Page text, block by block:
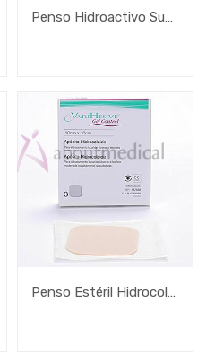
Penso Hidroactivo Superabsorvente Cutimed Sorbion Sachet
Penso Estéril Hidrocoloide Varihesive Gel Control Sem Rebordo